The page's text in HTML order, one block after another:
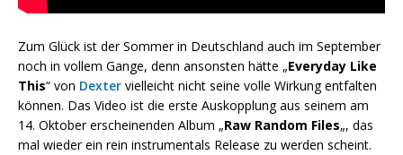
Zum Glück ist der Sommer in Deutschland auch im September
noch in vollem Gange, denn ansonsten hätte „Everyday Like
This“ von Dexter vielleicht nicht seine volle Wirkung entfalten
können. Das Video ist die erste Auskopplung aus seinem am
14. Oktober erscheinenden Album „Raw Random Files„, das
mal wieder ein rein instrumentals Release zu werden scheint.